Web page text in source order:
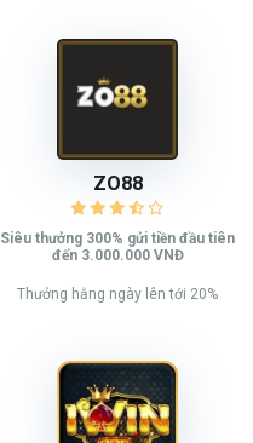
ZO88
Siêu thưởng 300% gửi tiền đầu tiên
đến 3.000.000 VNĐ
Thưởng hằng ngày lên tới 20%